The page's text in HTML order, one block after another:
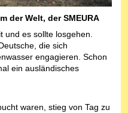
der Welt, der SMEURA
und es sollte losgehen.
die sich
engagieren. Schon
ein ausländisches
waren, stieg von Tag zu